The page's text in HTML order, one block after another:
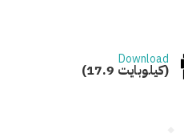
Download
(17.9 كيلوبايت)